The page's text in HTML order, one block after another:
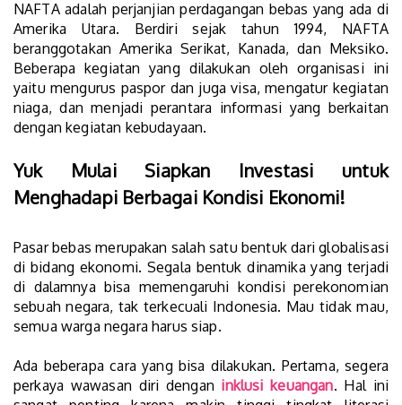
NAFTA adalah perjanjian perdagangan bebas yang ada di
Amerika Utara. Berdiri sejak tahun 1994, NAFTA
beranggotakan Amerika Serikat, Kanada, dan Meksiko.
Beberapa kegiatan yang dilakukan oleh organisasi ini
yaitu mengurus paspor dan juga visa, mengatur kegiatan
niaga, dan menjadi perantara informasi yang berkaitan
dengan kegiatan kebudayaan.
Yuk Mulai Siapkan Investasi untuk
Menghadapi Berbagai Kondisi Ekonomi!
Pasar bebas merupakan salah satu bentuk dari globalisasi
di bidang ekonomi. Segala bentuk dinamika yang terjadi
di dalamnya bisa memengaruhi kondisi perekonomian
sebuah negara, tak terkecuali Indonesia. Mau tidak mau,
semua warga negara harus siap.
Ada beberapa cara yang bisa dilakukan. Pertama, segera
perkaya wawasan diri dengan inklusi keuangan. Hal ini